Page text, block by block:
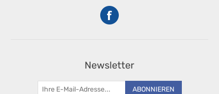
Newsletter
ABONNIEREN